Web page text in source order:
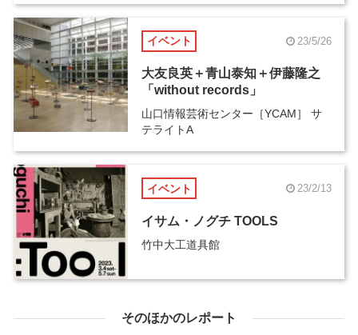
イベント 23/5/26
大友良英＋青山泰知＋伊藤隆之
「without records」
山口情報芸術センター［YCAM］ サ
テライトA
イベント 23/2/13
イサム・ノグチ TOOLS
竹中大工道具館
そのほかのレポート